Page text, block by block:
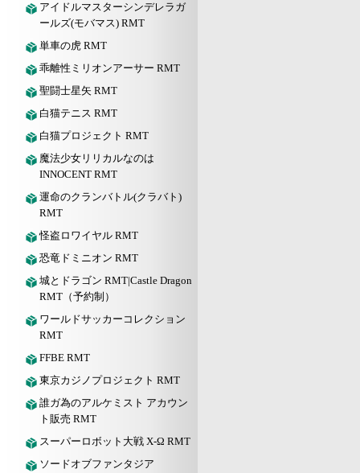
アイドルマスターシンデレラガ
ールズ(モバマス) RMT
単車の虎 RMT
乖離性ミリオンアーサー RMT
聖闘士星矢 RMT
白猫テニス RMT
白猫プロジェクト RMT
魔法少女リリカルなのは
INNOCENT RMT
運命のクランバトル(クラバト)
RMT
怪盗ロワイヤル RMT
恐竜ドミニオン RMT
城とドラゴン RMT|Castle Dragon
RMT（予約制）
ワールドサッカーコレクション
RMT
FFBE RMT
東京カジノプロジェクト RMT
誰ガ為のアルケミスト アカウン
ト販売 RMT
スーパーロボット大戦 X-Ω RMT
ソードオブファンタジア